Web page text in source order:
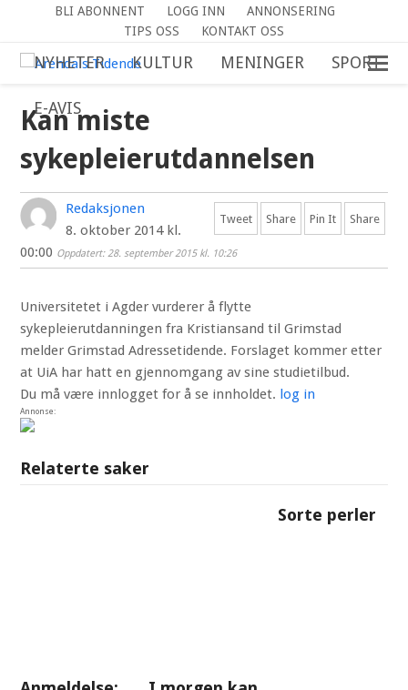
BLI ABONNENT LOGG INN
ANNONSERING
TIPS OSS
KONTAKT OSS
NYHETER KULTUR MENINGER SPORT
E-AVIS
Kan miste
sykepleierutdannelsen
Tweet Share Pin It Share
Redaksjonen
8. oktober 2014 kl.
00:00 Oppdatert: 28. september 2015 kl. 10:26
Universitetet i Agder vurderer å flytte
sykepleierutdanningen fra Kristiansand til Grimstad
melder Grimstad Adressetidende. Forslaget kommer etter
at UiA har hatt en gjennomgang av sine studietilbud.
Du må være innlogget for å se innholdet. log in
Annonse:
Relaterte saker
Sorte perler